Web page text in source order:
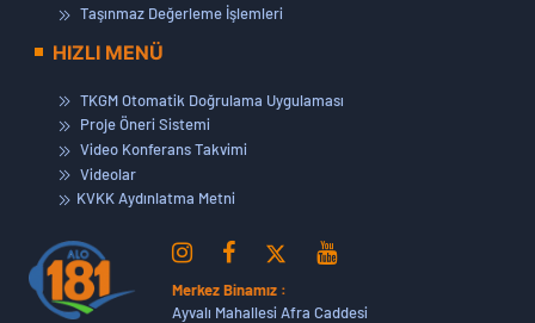
Taşınmaz Değerleme İşlemleri
HIZLI MENÜ
TKGM Otomatik Doğrulama Uygulaması
Proje Öneri Sistemi
Video Konferans Takvimi
Videolar
KVKK Aydınlatma Metni
Merkez Binamız :
Ayvalı Mahallesi Afra Caddesi